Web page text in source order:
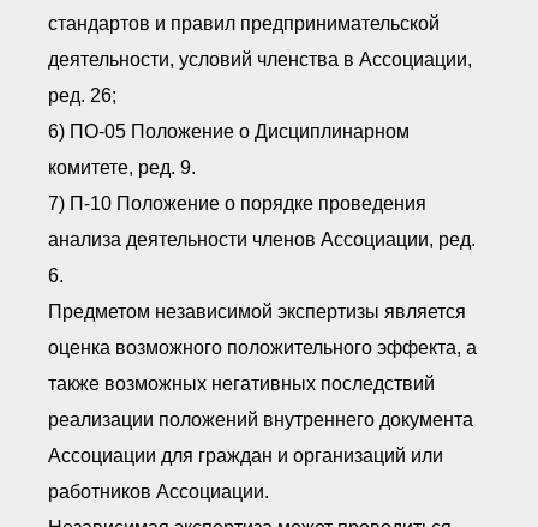
стандартов и правил предпринимательской
деятельности, условий членства в Ассоциации,
ред. 26;
6) ПО-05 Положение о Дисциплинарном
комитете, ред. 9.
7) П-10 Положение о порядке проведения
анализа деятельности членов Ассоциации, ред.
6.
Предметом независимой экспертизы является
оценка возможного положительного эффекта, а
также возможных негативных последствий
реализации положений внутреннего документа
Ассоциации для граждан и организаций или
работников Ассоциации.